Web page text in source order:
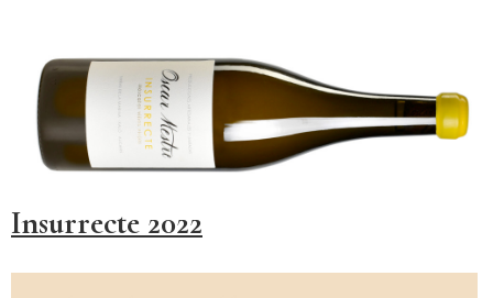
Insurrecte 2022